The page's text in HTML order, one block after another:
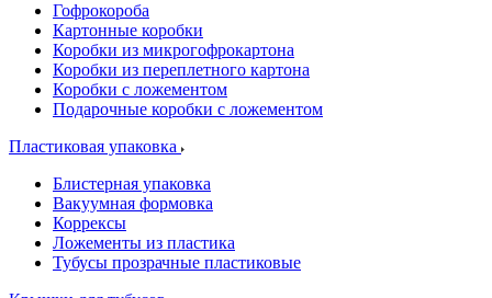
Гофрокороба
Картонные коробки
Коробки из микрогофрокартона
Коробки из переплетного картона
Коробки с ложементом
Подарочные коробки с ложементом
Пластиковая упаковка
Блистерная упаковка
Вакуумная формовка
Коррексы
Ложементы из пластика
Тубусы прозрачные пластиковые